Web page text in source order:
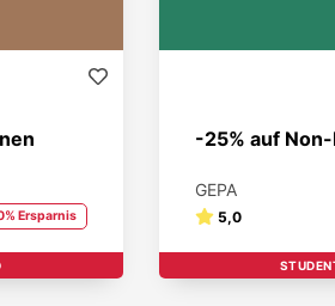
Ersparnis
-25% auf
GEPA
5,0